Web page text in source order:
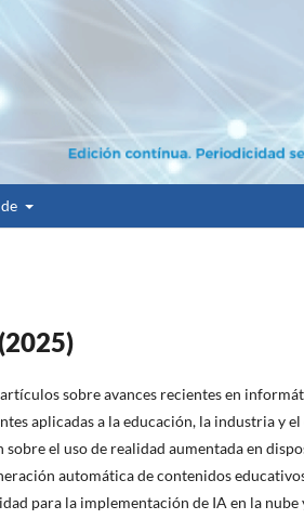
sobre avances recientes en
aplicadas a la educación, la industria y
sobre el uso de realidad aumentada en
automática de contenidos
para la implementación de IA en la nube